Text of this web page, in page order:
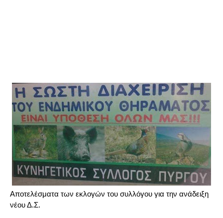
Αποτελέσματα των εκλογών του συλλόγου για την ανάδειξη
νέου Δ.Σ.